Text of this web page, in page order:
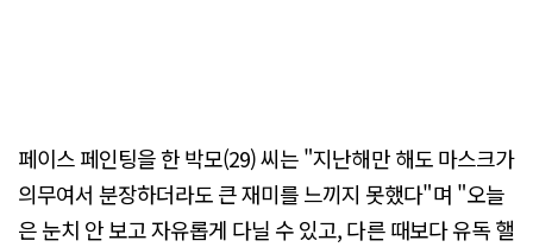
페이스 페인팅을 한 박모(29) 씨는 "지난해만 해도 마스크가
의무여서 분장하더라도 큰 재미를 느끼지 못했다"며 "오늘
은 눈치 안 보고 자유롭게 다닐 수 있고, 다른 때보다 유독 핼